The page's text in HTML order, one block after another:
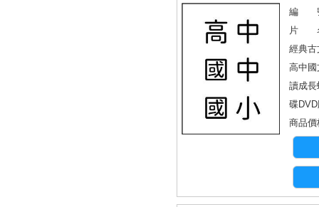
編 號
片 名
經典古
高中國
讀成長
碟
商品價